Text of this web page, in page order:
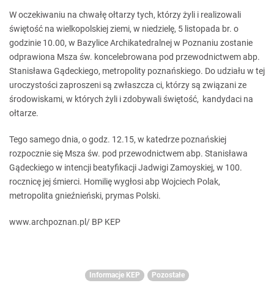
W oczekiwaniu na chwałę ołtarzy tych, którzy żyli i realizowali
świętość na wielkopolskiej ziemi, w niedzielę, 5 listopada br. o
godzinie 10.00, w Bazylice Archikatedralnej w Poznaniu zostanie
odprawiona Msza św. koncelebrowana pod przewodnictwem abp.
Stanisława Gądeckiego, metropolity poznańskiego. Do udziału w tej
uroczystości zaproszeni są zwłaszcza ci, którzy są związani ze
środowiskami, w których żyli i zdobywali świętość, kandydaci na
ołtarze.
Tego samego dnia, o godz. 12.15, w katedrze poznańskiej
rozpocznie się Msza św. pod przewodnictwem abp. Stanisława
Gądeckiego w intencji beatyfikacji Jadwigi Zamoyskiej, w 100.
rocznicę jej śmierci. Homilię wygłosi abp Wojciech Polak,
metropolita gnieźnieński, prymas Polski.
www.archpoznan.pl/ BP KEP
Informacje KEP Pozostałe